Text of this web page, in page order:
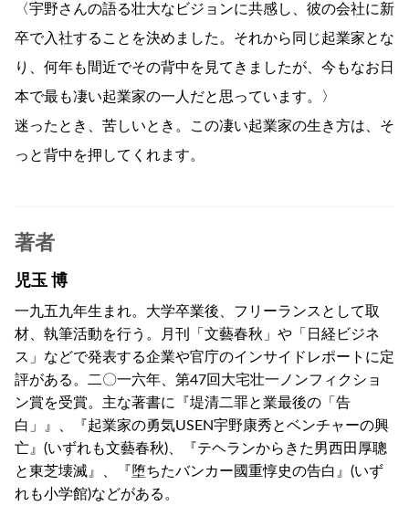
〈宇野さんの語る壮大なビジョンに共感し、彼の会社に新
卒で入社することを決めました。それから同じ起業家とな
り、何年も間近でその背中を見てきましたが、今もなお日
本で最も凄い起業家の一人だと思っています。〉
迷ったとき、苦しいとき。この凄い起業家の生き方は、そ
っと背中を押してくれます。
著者
児玉 博
一九五九年生まれ。大学卒業後、フリーランスとして取
材、執筆活動を行う。月刊「文藝春秋」や「日経ビジネ
ス」などで発表する企業や官庁のインサイドレポートに定
評がある。二〇一六年、第47回大宅壮一ノンフィクショ
ン賞を受賞。主な著書に『堤清二罪と業最後の「告
白」』、『起業家の勇気USEN宇野康秀とベンチャーの興
亡』(いずれも文藝春秋)、『テヘランからきた男西田厚聰
と東芝壊滅』、『堕ちたバンカー國重惇史の告白』(いず
れも小学館)などがある。